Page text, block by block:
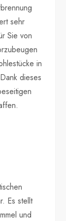
sehr
Sie von
in
dieses
Es stellt
und